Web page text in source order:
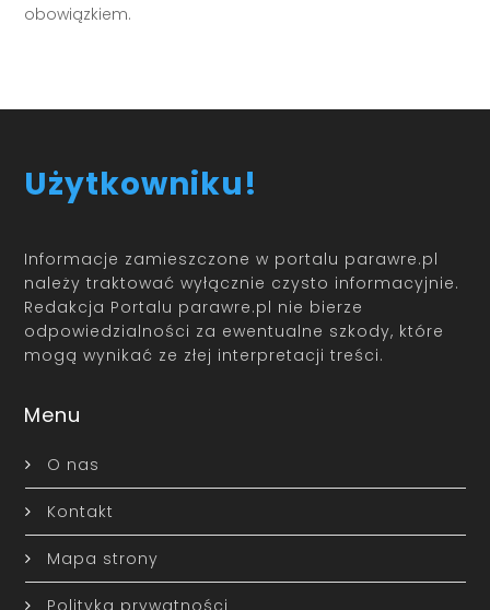
obowiązkiem.
Użytkowniku!
Informacje zamieszczone w portalu parawre.pl
należy traktować wyłącznie czysto informacyjnie.
Redakcja Portalu parawre.pl nie bierze
odpowiedzialności za ewentualne szkody, które
mogą wynikać ze złej interpretacji treści.
Menu
O nas
Kontakt
Mapa strony